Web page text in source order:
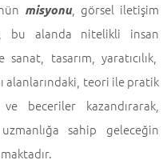
misyonu, görsel iletişim
bu alanda nitelikli insan
tasarım, yaratıcılık,
alanlarındaki, teori ile pratik
beceriler kazandırarak,
sahip geleceğin